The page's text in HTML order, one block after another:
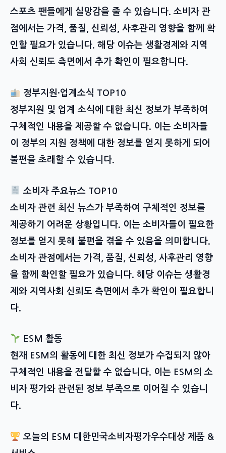
스포츠 팬들에게 실망감을 줄 수 있습니다. 소비자 관
점에서는 가격, 품질, 신뢰성, 사후관리 영향을 함께 확
인할 필요가 있습니다. 해당 이슈는 생활경제와 지역
사회 신뢰도 측면에서 추가 확인이 필요합니다.
정부지원·업계소식 TOP10
정부지원 및 업계 소식에 대한 최신 정보가 부족하여
구체적인 내용을 제공할 수 없습니다. 이는 소비자들
이 정부의 지원 정책에 대한 정보를 얻지 못하게 되어
불편을 초래할 수 있습니다.
소비자 주요뉴스 TOP10
소비자 관련 최신 뉴스가 부족하여 구체적인 정보를
제공하기 어려운 상황입니다. 이는 소비자들이 필요한
정보를 얻지 못해 불편을 겪을 수 있음을 의미합니다.
소비자 관점에서는 가격, 품질, 신뢰성, 사후관리 영향
을 함께 확인할 필요가 있습니다. 해당 이슈는 생활경
제와 지역사회 신뢰도 측면에서 추가 확인이 필요합니
다.
ESM 활동
현재 ESM의 활동에 대한 최신 정보가 수집되지 않아
구체적인 내용을 전달할 수 없습니다. 이는 ESM의 소
비자 평가와 관련된 정보 부족으로 이어질 수 있습니
다.
오늘의 ESM 대한민국소비자평가우수대상 제품 &